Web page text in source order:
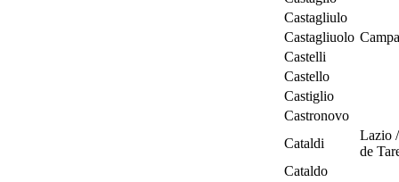
Castagliulo
Castagliuolo
Castelli
Castello
Castiglio
Castronovo
Cataldi
Lazio
de
Cataldo